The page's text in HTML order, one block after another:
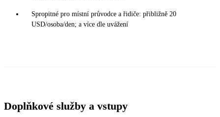
Spropitné pro místní průvodce a řidiče: přibližně 20
USD/osoba/den; a více dle uvážení
Doplňkové služby a vstupy